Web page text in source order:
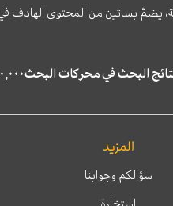
يضمّ بساتين من المحتوى
المزيد
سؤالكم وجوابنا